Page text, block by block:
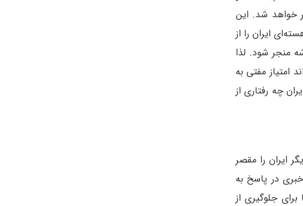
خواهد شد. این
ایران را از
منجر شود. لذا
امتیاز مفتی به
چه رفتاری از
ایران را مقصر
در پاسخ به
جلوگیری از